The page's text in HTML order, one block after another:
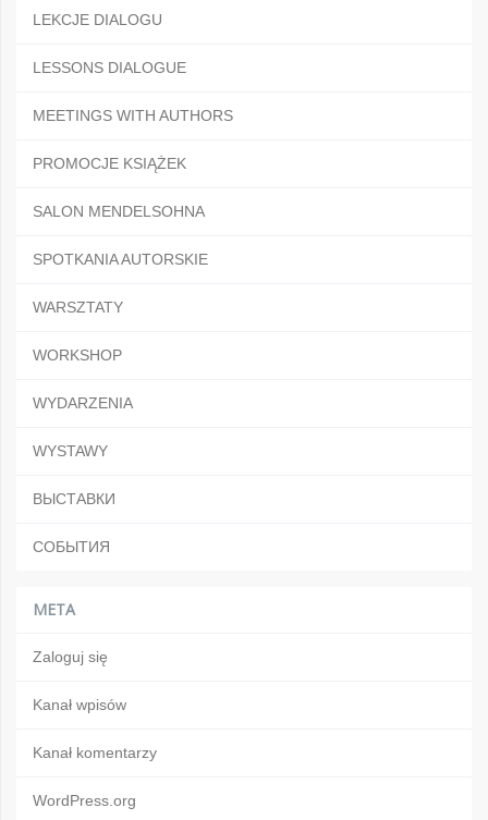
LEKCJE DIALOGU
LESSONS DIALOGUE
MEETINGS WITH AUTHORS
PROMOCJE KSIĄŻEK
SALON MENDELSOHNA
SPOTKANIA AUTORSKIE
WARSZTATY
WORKSHOP
WYDARZENIA
WYSTAWY
ВЫСТАВКИ
СОБЫТИЯ
META
Zaloguj się
Kanał wpisów
Kanał komentarzy
WordPress.org